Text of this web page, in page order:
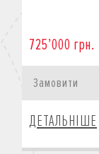
725’000 грн.
Замовити
ДЕТАЛЬНІШЕ